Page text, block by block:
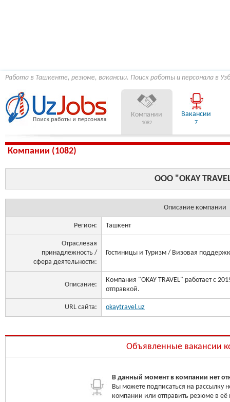
Работа в Ташкенте, резюме, вакансии. Поиск работы и персонала в
Компании
1082
Вакансии
7
Компании (1082)
OOO "OKAY
Описание компании
Регион: Ташкент
Отраслевая
принадлежность /
сфера деятельности:
Гостиницы и Туризм / Визовая
Описание:
Компания "OKAY TRAVEL" работает с
отправкой.
URL сайта: okaytravel.uz
Объявленные вакансии
В данный момент в компании нет
Вы можете подписаться на рассылку
компании или отправить резюме в